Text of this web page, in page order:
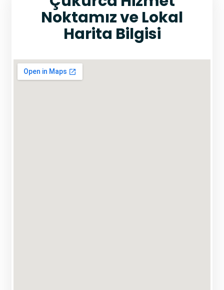
Noktamız ve Lokal
Harita Bilgisi